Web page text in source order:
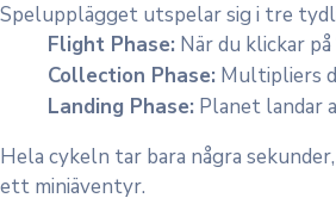
Spelupplägget utspelar sig i tre
Flight Phase: När du klickar
Collection Phase: Multipliers
Landing Phase: Planet landar
Hela cykeln tar bara några
ett miniäventyr.